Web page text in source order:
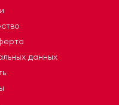
данных